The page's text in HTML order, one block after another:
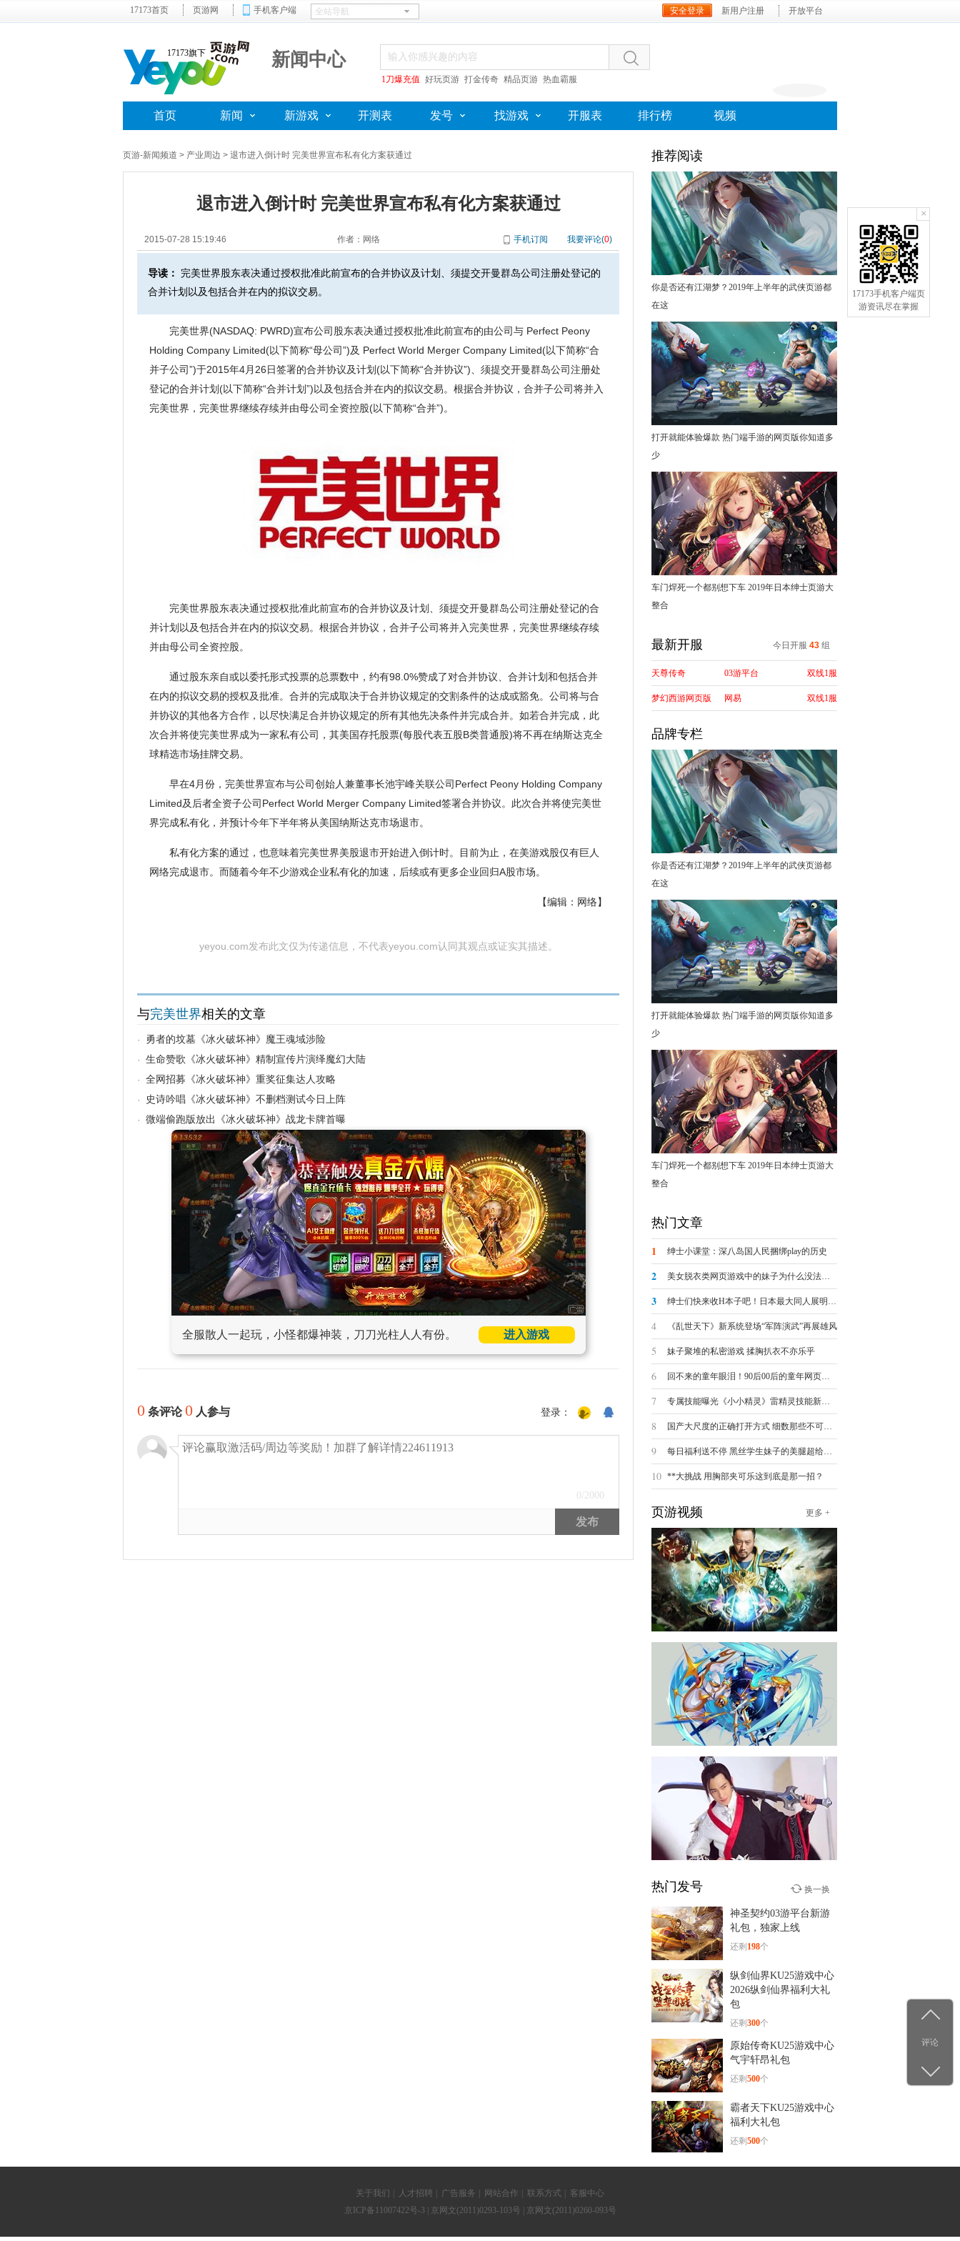
17173首页 页游网 手机客户端 安全登录 新用户注册 开放平台
17173旗下 新闻中心
1刀爆充值 好玩页游 打金传奇 精品页游 热血霸服
首页 新闻 新游戏 开测表 发号 找游戏 开服表 排行榜 视频
页游-新闻频道 > 产业周边 > 退市进入倒计时 完美世界宣布私有化方案获通过
退市进入倒计时 完美世界宣布私有化方案获通过
2015-07-28 15:19:46 作者：网络 手机订阅 我要评论(0)
导读：
完美世界股东表决通过授权批准此前宣布的合并协议及计划、须提交开曼群岛公司注册处登记的
合并计划以及包括合并在内的拟议交易。
完美世界(NASDAQ: PWRD)宣布公司股东表决通过授权批准此前宣布的由公司与 Perfect Peony
Holding Company Limited(以下简称“母公司”)及 Perfect World Merger Company Limited(以下简称“合
并子公司”)于2015年4月26日签署的合并协议及计划(以下简称“合并协议”)、须提交开曼群岛公司注册处
登记的合并计划(以下简称“合并计划”)以及包括合并在内的拟议交易。根据合并协议，合并子公司将并入
完美世界，完美世界继续存续并由母公司全资控股(以下简称“合并”)。
完美世界股东表决通过授权批准此前宣布的合并协议及计划、须提交开曼群岛公司注册处登记的合
并计划以及包括合并在内的拟议交易。根据合并协议，合并子公司将并入完美世界，完美世界继续存续
并由母公司全资控股。
通过股东亲自或以委托形式投票的总票数中，约有98.0%赞成了对合并协议、合并计划和包括合并
在内的拟议交易的授权及批准。合并的完成取决于合并协议规定的交割条件的达成或豁免。公司将与合
并协议的其他各方合作，以尽快满足合并协议规定的所有其他先决条件并完成合并。如若合并完成，此
次合并将使完美世界成为一家私有公司，其美国存托股票(每股代表五股B类普通股)将不再在纳斯达克全
球精选市场挂牌交易。
早在4月份，完美世界宣布与公司创始人兼董事长池宇峰关联公司Perfect Peony Holding Company
Limited及后者全资子公司Perfect World Merger Company Limited签署合并协议。此次合并将使完美世
界完成私有化，并预计今年下半年将从美国纳斯达克市场退市。
私有化方案的通过，也意味着完美世界美股退市开始进入倒计时。目前为止，在美游戏股仅有巨人
网络完成退市。而随着今年不少游戏企业私有化的加速，后续或有更多企业回归A股市场。
【编辑：网络】
yeyou.com发布此文仅为传递信息，不代表yeyou.com认同其观点或证实其描述。
与完美世界相关的文章
·
勇者的坟墓《冰火破坏神》魔王魂域涉险
· 生命赞歌《冰火破坏神》精制宣传片演绎魔幻大陆
· 全网招募《冰火破坏神》重奖征集达人攻略
·
史诗吟唱《冰火破坏神》不删档测试今日上阵
· 微端偷跑版放出《冰火破坏神》战龙卡牌首曝
全服散人一起玩，小怪都爆神装，刀刀光柱人人有份。 进入游戏
0 条评论0 人参与 登录：
0 /2000
发布
推荐阅读
你是否还有江湖梦？2019年上半年的武侠页游都
在这
打开就能体验爆款 热门端手游的网页版你知道多
少
车门焊死一个都别想下车 2019年日本绅士页游大
整合
最新开服 今日开服 43 组
天尊传奇 03游平台 双线1服
梦幻西游网页版 网易 双线1服
品牌专栏
你是否还有江湖梦？2019年上半年的武侠页游都
在这
打开就能体验爆款 热门端手游的网页版你知道多
少
车门焊死一个都别想下车 2019年日本绅士页游大
整合
热门文章
1 绅士小课堂：深八岛国人民捆绑play的历史
2 美女脱衣类网页游戏中的妹子为什么没法被脱光？
3 绅士们快来收H本子吧！日本最大同人展明日开幕
4 《乱世天下》新系统登场“军阵演武”再展雄风
5 妹子聚堆的私密游戏 揉胸扒衣不亦乐乎
6 回不来的童年眼泪！90后00后的童年网页游戏大盘点
7 专属技能曝光《小小精灵》雷精灵技能新手引导
8 国产大尺度的正确打开方式 细数那些不可描述的羞羞页游
9 每日福利送不停 黑丝学生妹子的美腿超给力诱惑
10 **大挑战 用胸部夹可乐这到底是那一招？
页游视频 更多 +
赤月传说2
03-10
《赤月传说2》张涵予片场视
频
赛尔号
《赛尔号》天尊啸傲白虎介
绍＆实战
少年群侠传
12-29
杨洋古装新造型！《少年群
侠传》
热门发号
神圣契约03游平台新游
礼包，独家上线
还剩 198个
纵剑仙界KU25游戏中心
2026纵剑仙界福利大礼
包
还剩300个
原始传奇KU25游戏中心
气宇轩昂礼包
还剩500个
霸者天下KU25游戏中心
福利大礼包
还剩500个
换一换
评论
关于我们 人才招聘 广告服务 网站合作 联系方式
客服中心
京ICP备11007422号-3| 京网文(2011)0293-103号 | 京网文(2011)0260-093号
×
17173手机客户端页
游资讯尽在掌握